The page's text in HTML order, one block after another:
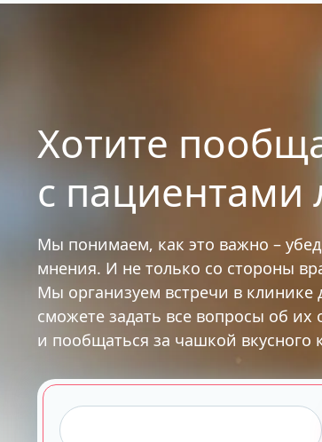
Хотите
с пациентами
Мы понимаем, как это важно –
мнения. И не только со стороны
Мы организуем встречи в
сможете задать все вопросы об их
и пообщаться за чашкой вкусного